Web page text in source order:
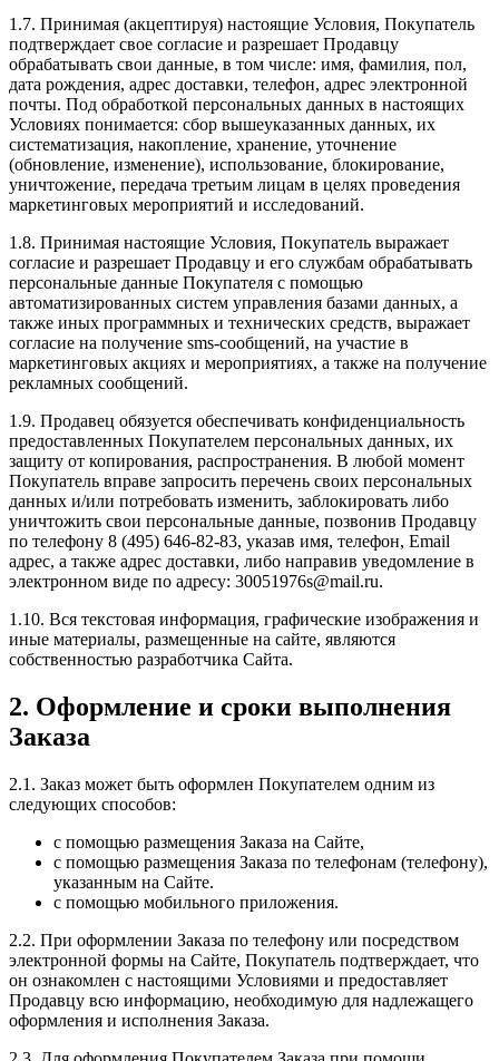
1.7. Принимая (акцептируя) настоящие Условия, Покупатель
подтверждает свое согласие и разрешает Продавцу
обрабатывать свои данные, в том числе: имя, фамилия, пол,
дата рождения, адрес доставки, телефон, адрес электронной
почты. Под обработкой персональных данных в настоящих
Условиях понимается: сбор вышеуказанных данных, их
систематизация, накопление, хранение, уточнение
(обновление, изменение), использование, блокирование,
уничтожение, передача третьим лицам в целях проведения
маркетинговых мероприятий и исследований.
1.8. Принимая настоящие Условия, Покупатель выражает
согласие и разрешает Продавцу и его службам обрабатывать
персональные данные Покупателя с помощью
автоматизированных систем управления базами данных, а
также иных программных и технических средств, выражает
согласие на получение sms-сообщений, на участие в
маркетинговых акциях и мероприятиях, а также на получение
рекламных сообщений.
1.9. Продавец обязуется обеспечивать конфиденциальность
предоставленных Покупателем персональных данных, их
защиту от копирования, распространения. В любой момент
Покупатель вправе запросить перечень своих персональных
данных и/или потребовать изменить, заблокировать либо
уничтожить свои персональные данные, позвонив Продавцу
по телефону 8 (495) 646-82-83, указав имя, телефон, Email
адрес, а также адрес доставки, либо направив уведомление в
электронном виде по адресу: 30051976s@mail.ru.
1.10. Вся текстовая информация, графические изображения и
иные материалы, размещенные на сайте, являются
собственностью разработчика Сайта.
2. Оформление и сроки выполнения
Заказа
2.1. Заказ может быть оформлен Покупателем одним из
следующих способов:
с помощью размещения Заказа на Сайте,
с помощью размещения Заказа по телефонам (телефону),
указанным на Сайте.
c помощью мобильного приложения.
2.2. При оформлении Заказа по телефону или посредством
электронной формы на Сайте, Покупатель подтверждает, что
он ознакомлен с настоящими Условиями и предоставляет
Продавцу всю информацию, необходимую для надлежащего
оформления и исполнения Заказа.